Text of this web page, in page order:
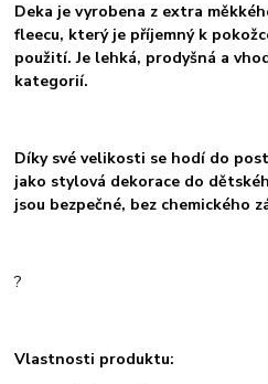
Deka je vyrobena z extra
fleecu, který je příjemný k
použití. Je lehká, prodyšná a
kategorií.
Díky své velikosti se hodí do
jako stylová dekorace do
jsou bezpečné, bez chemického
?
Vlastnosti produktu: